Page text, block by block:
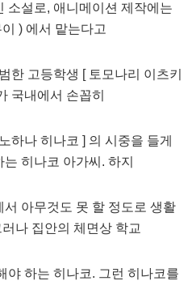
소설로, 애니메이션 제작에는
) 에서 맡는다고
한 고등학생 [ 토모나리 이츠키
국내에서 손꼽히
하나 히나코 ] 의 시중을 들게
히나코 아가씨. 하지
아무것도 못 할 정도로 생활
나 집안의 체면상 학교
야 하는 히나코. 그런 히나코를